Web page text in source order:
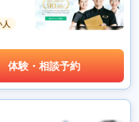
人
体験・相談予約